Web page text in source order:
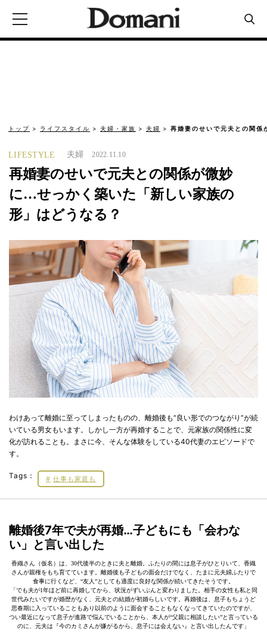
トップ ライフスタイル 夫婦・家族 夫婦 再婚妻のせいで元夫との関
LIFESTYLE 夫婦 2022.11.10
再婚妻のせいで元夫との関係が微妙
に…せっかく築いた「新しい家族の
形」はどうなる？
わけあって離婚に至ってしまったものの、離婚後も“良い形でのつながり”が続
いている男女もいます。しかし一方が再婚することで、元家族の関係性に変
化が訪れることも。まさに今、そんな体験をしている40代妻のエピソードで
す。
Tags： 仕事も家庭も
離婚後7年で夫が再婚…子どもにも「会わな
い」と言い出した
香織さん（仮名）は、30代後半のときに夫と離婚。ふたりの間には息子がひとりいて、香織
さんが親権をもち育てています。離婚後も子どもの面会だけでなく、たまに元夫婦ふたりで
食事に行くなど、“友人”としても適度に良好な関係が続いてきたそうです。
「でも夫が1年ほど前に再婚してから、状況がずいぶんと変わりました。相手の女性も私と同
世代みたいですが婚歴がなく、元夫との結婚が初婚らしいです。再婚後は、息子もちょうど
思春期に入っていることもあり以前のように面会することもなくなってきていたのですが、
つい最近になって息子が進路で悩んでいることから、本人が“父親に相談したい”と言っている
のに、元夫は『今のカミさんが嫌がるから、息子には会えない』と言い出したんです」